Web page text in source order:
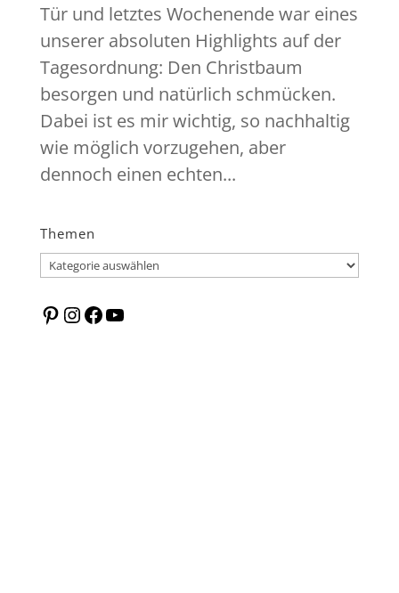
Tür und letztes Wochenende war eines
unserer absoluten Highlights auf der
Tagesordnung: Den Christbaum
besorgen und natürlich schmücken.
Dabei ist es mir wichtig, so nachhaltig
wie möglich vorzugehen, aber
dennoch einen echten...
Themen
Themen
Pinterest
Instagram
Facebook